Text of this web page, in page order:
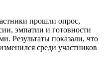
прошли опрос,
эмпатии и готовности
Результаты показали, что
среди участников